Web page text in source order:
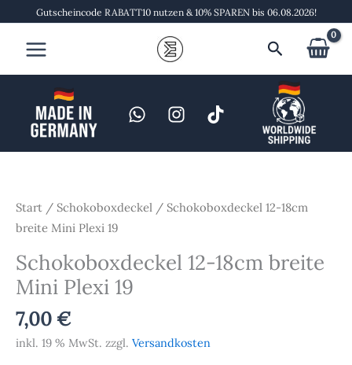
springen
Gutscheincode RABATT10 nutzen & 10% SPAREN bis 06.08.2026!
Suchen
Start / Schokoboxdeckel / Schokoboxdeckel 12-18cm
breite Mini Plexi 19
Schokoboxdeckel 12-18cm breite
Mini Plexi 19
7,00€
inkl. 19 % MwSt. zzgl. Versandkosten
18cm
breite
Plexi
19